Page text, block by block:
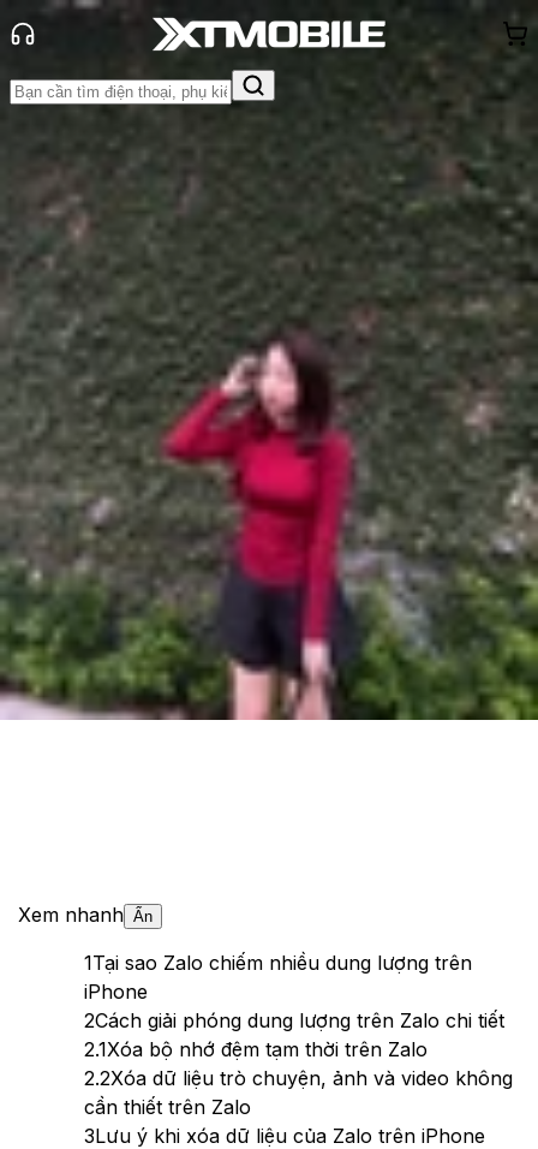
Tin tức
Thủ thuật
Tin Mới
Đánh Giá - Trên Tay So Sánh Tư vấn
Khuyến
mãiThủ thuật Hỏi đáp App - Game Thông báo
Khách
hàng - Sự kiện
Hướng dẫn cách giải phóng dung
lượng Zalo trên iPhone để tiết kiệm
bộ nhớ
Anh Thư
Ngày đăng: 03/10/2025
Cập nhật:
03/10/2025
Theo dõi XTMobile trên
Xem nhanh Ẩn
1Tại sao Zalo chiếm nhiều dung lượng trên
iPhone
2Cách giải phóng dung lượng trên Zalo chi tiết
2.1Xóa bộ nhớ đệm tạm thời trên Zalo
2.2Xóa dữ liệu trò chuyện, ảnh và video không
cần thiết trên Zalo
3Lưu ý khi xóa dữ liệu của Zalo trên iPhone